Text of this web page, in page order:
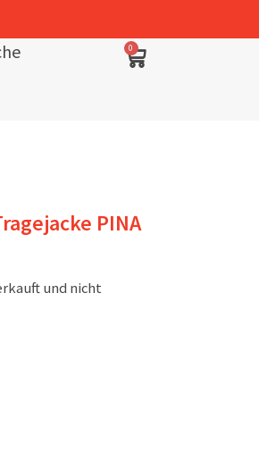
0
PINA
und nicht